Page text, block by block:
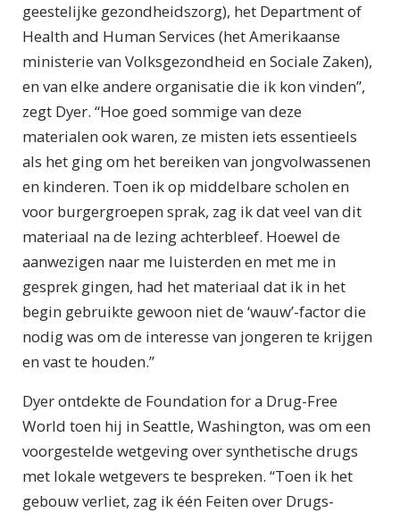
geestelijke gezondheidszorg), het Department of
Health and Human Services (het Amerikaanse
ministerie van Volksgezondheid en Sociale Zaken),
en van elke andere organisatie die ik kon vinden”,
zegt Dyer. “Hoe goed sommige van deze
materialen ook waren, ze misten iets essentieels
als het ging om het bereiken van jongvolwassenen
en kinderen. Toen ik op middelbare scholen en
voor burgergroepen sprak, zag ik dat veel van dit
materiaal na de lezing achterbleef. Hoewel de
aanwezigen naar me luisterden en met me in
gesprek gingen, had het materiaal dat ik in het
begin gebruikte gewoon niet de ‘wauw’-factor die
nodig was om de interesse van jongeren te krijgen
en vast te houden.”
Dyer ontdekte de Foundation for a Drug-Free
World toen hij in Seattle, Washington, was om een
voorgestelde wetgeving over synthetische drugs
met lokale wetgevers te bespreken. “Toen ik het
gebouw verliet, zag ik één Feiten over Drugs-